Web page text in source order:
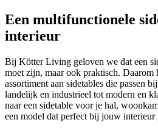
Een multifunctionele
interieur
Bij Kötter Living geloven we dat een
moet zijn, maar ook praktisch. Daarom
assortiment aan sidetables die passen
landelijk en industrieel tot modern en
naar een sidetable voor je hal,
een model dat perfect bij jouw interieur